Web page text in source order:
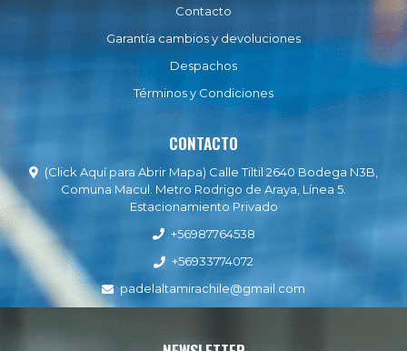
Contacto
Garantía cambios y devoluciones
Despachos
Términos y Condiciones
CONTACTO
(Click Aquí para Abrir Mapa) Calle Tiltil 2640 Bodega N3B,
Comuna Macul. Metro Rodrigo de Araya, Línea 5.
Estacionamiento Privado
+56987764538
+56933774072
padelaltamirachile@gmail.com